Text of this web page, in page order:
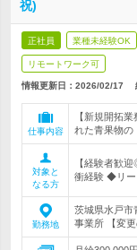
祝)
正社員 業種未経験OK
リモートワーク可
情報更新日：2026/02/17
仕事内容
【新規開拓
れた青果物の
対象と
なる方
【経験者歓
衝経験 ◆リー
勤務地
茨城県水戸市
事業所 【変